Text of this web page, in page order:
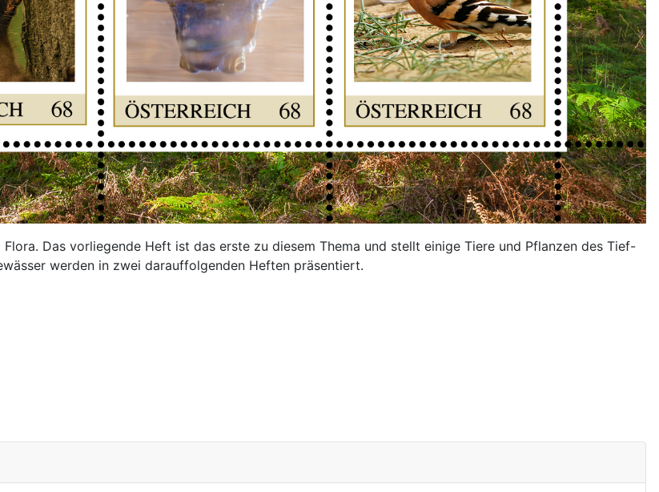
Das vorliegende Heft ist das erste zu diesem Thema und stellt einige Tiere und Pflanzen des Tief-
werden in zwei darauffolgenden Heften präsentiert.